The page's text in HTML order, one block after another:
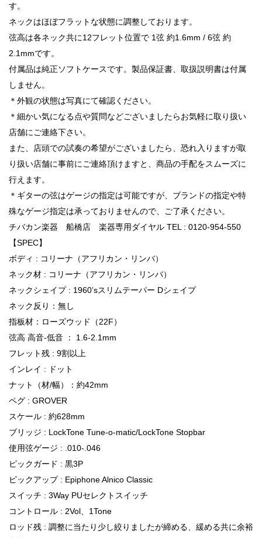
す。
ネックはほぼフラットな状態に調整しております。
弦高は各ネック共に12フレット位置で 1弦 約1.6mm / 6弦 約
2.1mmです。
付属品は純正ソフトケースです。製品保証書、取扱説明書は付属
しません。
＊外観の状態は写真にて確認ください。
＊細かい気になる点や質問などございましたらお気軽に取り扱い
店舗にご連絡下さい。
また、店頭での試奏の希望がございましたら、恐れ入りますが取
り扱い店舗に事前にご連絡頂けますと、商品の手配をスムーズに
行えます。
＊ギターの弦はゲージの指定は可能ですが、ブランドの指定や特
殊なゲージ指定は承っておりませんので、ご了承ください。
チバカン楽器 船橋店 楽器専用ダイヤル TEL : 0120-954-550
【SPEC】
ボディ : コリーナ（アフリカン・リンバ）
ネック材 : コリーナ（アフリカン・リンバ）
ネックシェイプ : 1960’sスリムテーパー Dシェイプ
ネック反り：無し
指板材：ローズウッド（22F）
弦高 高音-低音 ： 1.6-2.1mm
フレット残 : 9割以上
インレイ : ドット
ナット（材/幅）：約42mm
ペグ : GROVER
スケール : 約628mm
ブリッジ : LockTone Tune-o-matic/LockTone Stopbar
使用弦ゲージ : .010-.046
ピックガード : 黒3P
ピックアップ : Epiphone Alnico Classic
スイッチ : 3Way PUセレクトスイッチ
コントロール : 2Vol、1Tone
ロッド残 : 調整に当たり少し絞りましたが締める、緩める共に余裕